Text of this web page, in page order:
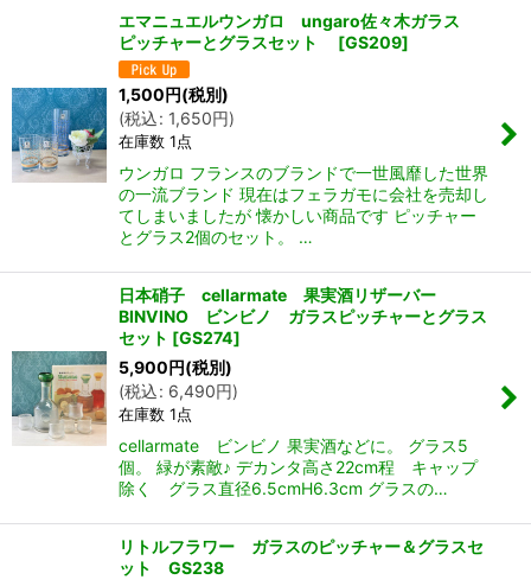
エマニュエルウンガロ ungaro佐々木ガラス
ピッチャーとグラスセット
[GS209]
1,500円(税別)
(税込: 1,650円)
在庫数 1点
ウンガロ フランスのブランドで一世風靡した世界
の一流ブランド 現在はフェラガモに会社を売却し
てしまいましたが 懐かしい商品です ピッチャー
とグラス2個のセット。 …
日本硝子 cellarmate 果実酒リザーバー
BINVINO ビンビノ ガラスピッチャーとグラス
セット [GS274]
5,900円(税別)
(税込: 6,490円)
在庫数 1点
cellarmate ビンビノ 果実酒などに。 グラス5
個。 緑が素敵♪ デカンタ高さ22cm程 キャップ
除く グラス直径6.5cmH6.3cm グラスの…
リトルフラワー ガラスのピッチャー＆グラスセ
ット GS238